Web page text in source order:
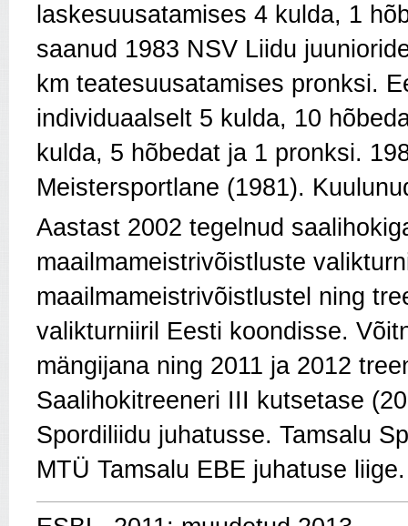
laskesuusatamises 4 kulda, 1
saanud 1983 NSV Liidu
km teatesuusatamises pronksi.
individuaalselt 5 kulda, 10
kulda, 5 hõbedat ja 1 pronksi.
Meistersportlane (1981).
Aastast 2002 tegelnud
maailmameistrivõistluste
maailmameistrivõistlustel ning
valikturniiril Eesti koondisse.
mängijana ning 2011 ja 2012
Saalihokitreeneri III kutsetase
Spordiliidu juhatusse. Tamsalu
MTÜ Tamsalu EBE juhatuse liige.